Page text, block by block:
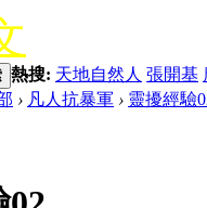
熱搜: 天地自然人 張開基
› 凡人抗暴軍 › 靈擾經驗